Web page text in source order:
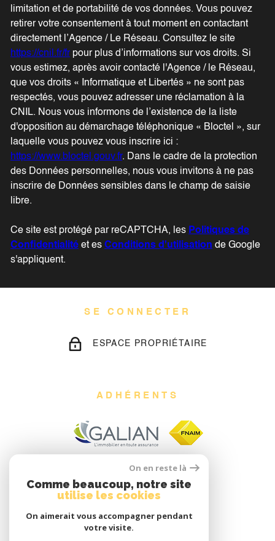
limitation et de portabilité de vos données. Vous pouvez
retirer votre consentement à tout moment en contactant
directement l’Agence / Le Réseau. Consultez le site
https://cnil.fr/frpour plus d’informations sur vos droits. Si
vous estimez, après avoir contacté l'Agence / le Réseau,
que vos droits « Informatique et Libertés » ne sont pas
respectés, vous pouvez adresser une réclamation à la
CNIL. Nous vous informons de l’existence de la liste
d'opposition au démarchage téléphonique « Bloctel », sur
laquelle vous pouvez vous inscrire ici :
https://www.bloctel.gouv.fr. Dans le cadre de la protection
des Données personnelles, nous vous invitons à ne pas
inscrire de Données sensibles dans le champ de saisie
libre.
Ce site est protégé par reCAPTCHA, les Politiques de
Confidentialité et es Conditions d'utilisation de Google
s'appliquent.
SE CONNECTER
ESPACE PROPRIÉTAIRE
ADHÉRENTS
On en reste là
Comme beaucoup, notre site
utilise les cookies
On aimerait vous accompagner pendant
votre visite.